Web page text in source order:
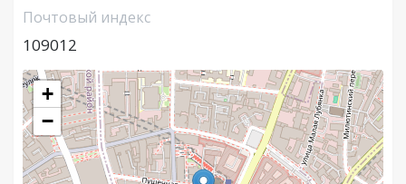
Почтовый индекс
109012
+
−